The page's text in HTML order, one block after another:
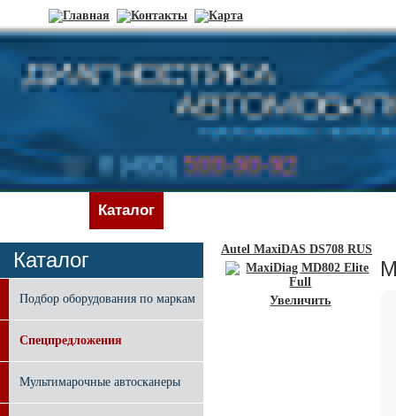
Каталог
Каталог
Подбор оборудования по маркам
Спецпредложения
Мультимарочные автосканеры
Autel MaxiDAS DS708 RUS
Увеличить